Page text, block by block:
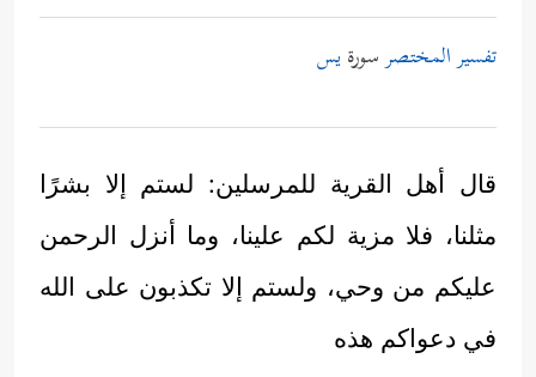
تفسير المختصرسورةيس
قال أهل القرية للمرسلين: لستم إلا بشرًا
مثلنا، فلا مزية لكم علينا، وما أنزل الرحمن
عليكم من وحي، ولستم إلا تكذبون على الله
في دعواكم هذه